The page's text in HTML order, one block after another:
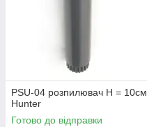
PSU-04 розпилювач Н = 10см
Hunter
Готово до відправки